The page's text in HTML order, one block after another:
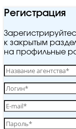
Регистрация
к закрытым
на профильные